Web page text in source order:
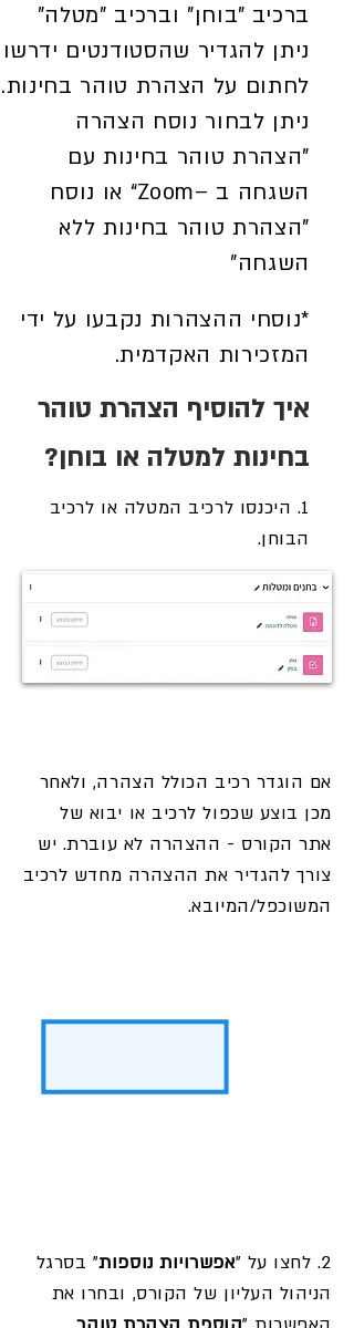
ברכיב "בוחן" וברכיב "מטלה"
ניתן להגדיר שהסטודנטים ידרשו
לחתום על הצהרת טוהר בחינות.
ניתן לבחור נוסח הצהרה
"הצהרת טוהר בחינות עם
השגחה ב –Zoom“ או נוסח
"הצהרת טוהר בחינות ללא
השגחה"
*נוסחי ההצהרות נקבעו על ידי
המזכירות האקדמית.
איך להוסיף הצהרת טוהר
בחינות למטלה או בוחן?
1. היכנסו לרכיב המטלה או לרכיב
הבוחן.
אם הוגדר רכיב הכולל הצהרה, ולאחר
מכן בוצע שכפול לרכיב או יבוא של
אתר הקורס - ההצהרה לא עוברת. יש
צורך להגדיר את ההצהרה מחדש לרכיב
המשוכפל/המיובא.
2. לחצו על " אפשרויות נוספות" בסרגל
הניהול העליון של הקורס, ובחרו את